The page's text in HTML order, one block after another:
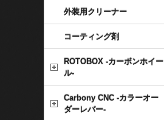
外装用クリーナー
コーティング剤
ROTOBOX -カーボンホイー
ル-
Carbony CNC -カラーオー
ダーレバー-